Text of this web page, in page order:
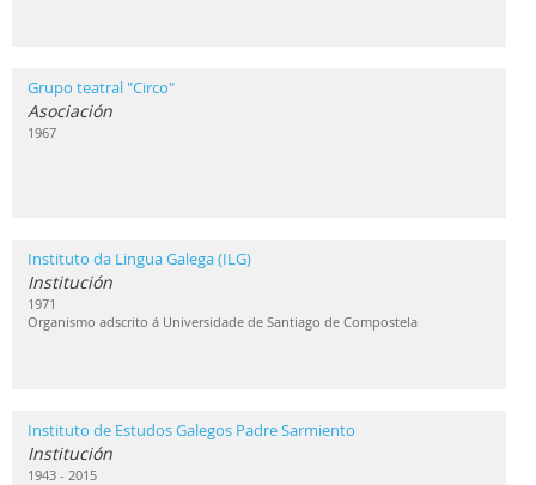
Grupo teatral "Circo"
Asociación
1967
Instituto da Lingua Galega (ILG)
Institución
1971
Organismo adscrito á Universidade de Santiago de Compostela
Instituto de Estudos Galegos Padre Sarmiento
Institución
1943 - 2015